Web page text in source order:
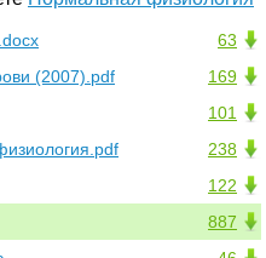
63
169
(2007).pdf
101
238
122
887